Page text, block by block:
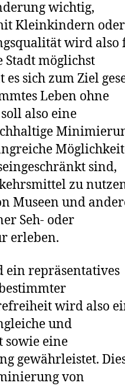
wichtig,
Kleinkindern oder
wird also
Stadt möglichst
sich zum Ziel
Leben ohne
also eine
sind,
zu
Museen und
Seh- oder
erleben.
ein repräsentatives
wird also
und
sowie eine
gewährleistet.
von